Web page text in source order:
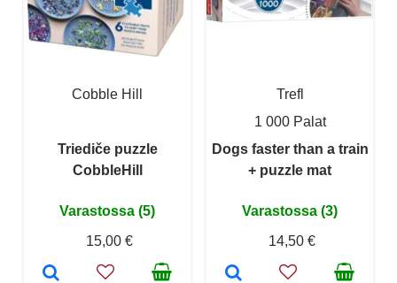
Cobble Hill
Triediče puzzle
CobbleHill
Varastossa (5)
15,00 €
Trefl
1 000 Palat
Dogs faster than a train
+ puzzle mat
Varastossa (3)
14,50 €